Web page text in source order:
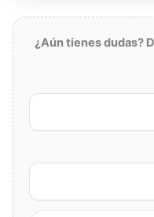
¿Aún tienes dudas?